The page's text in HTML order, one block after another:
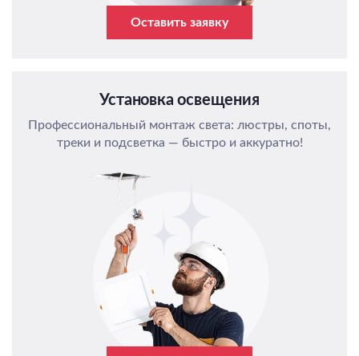
Оставить заявку
Установка освещения
Профессиональный монтаж света: люстры, споты,
треки и подсветка — быстро и аккуратно!